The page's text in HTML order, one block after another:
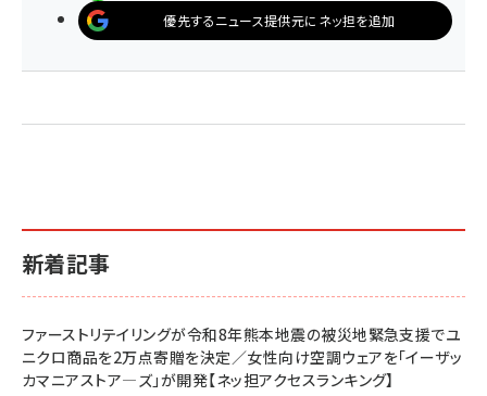
優先するニュース提供元にネッ担を追加
新着記事
ファーストリテイリングが令和8年熊本地震の被災地緊急支援でユ
ニクロ商品を2万点寄贈を決定／女性向け空調ウェアを「イーザッ
カマニアストア―ズ」が開発【ネッ担アクセスランキング】